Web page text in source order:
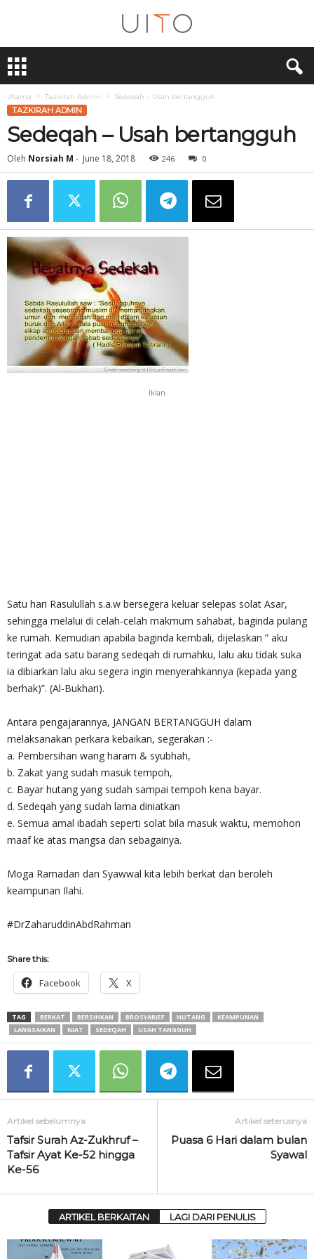
T
Utama Tazkirah Admin Sedeqah – Usah bertangguh
TAZKIRAH ADMIN
Sedeqah – Usah bertangguh
Oleh Norsiah M - June 18, 2018 246 0
Iklan
Satu hari Rasulullah s.a.w bersegera keluar selepas solat Asar,
sehingga melalui di celah-celah makmum sahabat, baginda pulang
ke rumah. Kemudian apabila baginda kembali, dijelaskan ” aku
teringat ada satu barang sedeqah di rumahku, lalu aku tidak suka
ia dibiarkan lalu aku segera ingin menyerahkannya (kepada yang
berhak)”. (Al-Bukhari).
Antara pengajarannya, JANGAN BERTANGGUH dalam
melaksanakan perkara kebaikan, segerakan :-
a. Pembersihan wang haram & syubhah,
b. Zakat yang sudah masuk tempoh,
c. Bayar hutang yang sudah sampai tempoh kena bayar.
d. Sedeqah yang sudah lama diniatkan
e. Semua amal ibadah seperti solat bila masuk waktu, memohon
maaf ke atas mangsa dan sebagainya.
Moga Ramadan dan Syawwal kita lebih berkat dan beroleh
keampunan Ilahi.
#DrZaharuddinAbdRahman
Share this:
Facebook X
TAG BERKAT BERSIHKAN BROSYARIEF HUTANG
KEAMPUNAN
LANGSAIKAN
NIAT SEDEQAH USAH TANGGUH
Artikel sebelumnya
Tafsir Surah Az-Zukhruf –
Tafsir Ayat Ke-52 hingga
Ke-56
Artikel seterusnya
Puasa 6 Hari dalam bulan
Syawal
ARTIKEL BERKAITAN LAGI DARI PENULIS